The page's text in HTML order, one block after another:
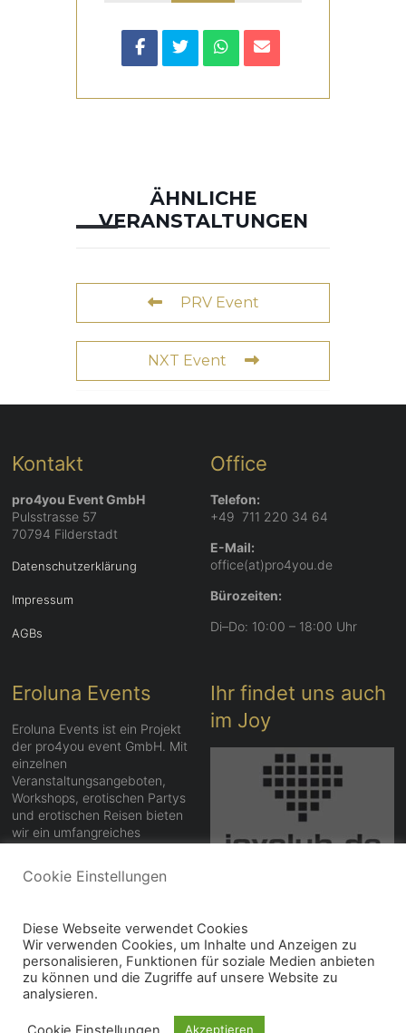
ÄHNLICHE
VERANSTALTUNGEN
PRV Event
NXT Event
Kontakt
pro4you Event GmbH
Pulsstrasse 57
70794 Filderstadt
Datenschutzerklärung
Impressum
AGBs
Office
Telefon:
+49 711 220 34 64
E-Mail:
office(at)pro4you.de
Bürozeiten:
Di–Do: 10:00 – 18:00 Uhr
Eroluna Events
Eroluna Events ist ein Projekt
der pro4you event GmbH. Mit
einzelnen
Veranstaltungsangeboten,
Workshops, erotischen Partys
und erotischen Reisen bieten
wir ein umfangreiches
Exklusiv – Aufregend –
Eroluna Events
Ihr findet uns auch
im Joy
Eroluna Erotikpartys erotische Partys und
Cookie Einstellungen
Diese Webseite verwendet Cookies
Wir verwenden Cookies, um Inhalte und Anzeigen zu
personalisieren, Funktionen für soziale Medien anbieten
zu können und die Zugriffe auf unsere Website zu
analysieren.
Akzeptieren